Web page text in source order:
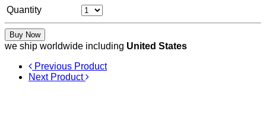
Quantity
Buy Now
we ship worldwide including United States
Previous Product
Next Product